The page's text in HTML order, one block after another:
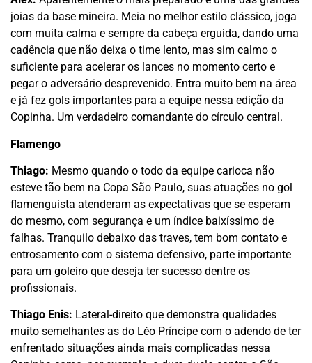
joias da base mineira. Meia no melhor estilo clássico, joga
com muita calma e sempre da cabeça erguida, dando uma
cadência que não deixa o time lento, mas sim calmo o
suficiente para acelerar os lances no momento certo e
pegar o adversário desprevenido. Entra muito bem na área
e já fez gols importantes para a equipe nessa edição da
Copinha. Um verdadeiro comandante do círculo central.
Flamengo
Thiago: Mesmo quando o todo da equipe carioca não
esteve tão bem na Copa São Paulo, suas atuações no gol
flamenguista atenderam as expectativas que se esperam
do mesmo, com segurança e um índice baixíssimo de
falhas. Tranquilo debaixo das traves, tem bom contato e
entrosamento com o sistema defensivo, parte importante
para um goleiro que deseja ter sucesso dentre os
profissionais.
Thiago Enis: Lateral-direito que demonstra qualidades
muito semelhantes as do Léo Príncipe com o adendo de ter
enfrentado situações ainda mais complicadas nessa